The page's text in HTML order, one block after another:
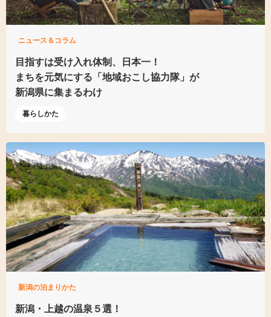
ニュース＆コラム
目指すは受け入れ体制、日本一！
まちを元気にする 「地域おこし協力隊」が
新潟県に集まるわけ
暮らしかた
新潟の泊まりかた
新潟・上越の温泉５選！